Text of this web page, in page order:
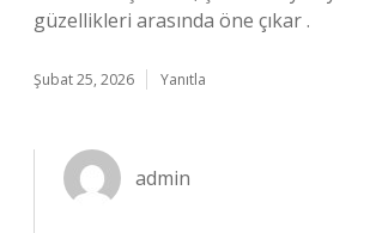
güzellikleri arasında öne çıkar .
Şubat 25, 2026 Yanıtla
admin